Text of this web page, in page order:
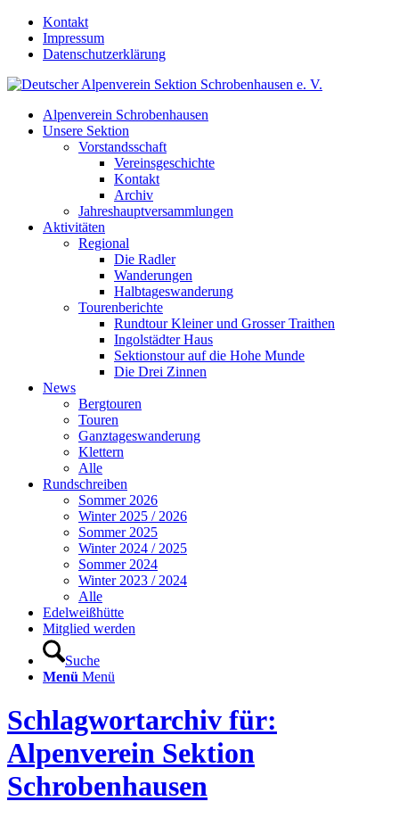
Kontakt
Impressum
Datenschutzerklärung
Alpenverein Schrobenhausen
Unsere Sektion
Vorstandsschaft
Vereinsgeschichte
Kontakt
Archiv
Jahreshauptversammlungen
Aktivitäten
Regional
Die Radler
Wanderungen
Halbtageswanderung
Tourenberichte
Rundtour Kleiner und Grosser Traithen
Ingolstädter Haus
Sektionstour auf die Hohe Munde
Die Drei Zinnen
News
Bergtouren
Touren
Ganztageswanderung
Klettern
Alle
Rundschreiben
Sommer 2026
Winter 2025 / 2026
Sommer 2025
Winter 2024 / 2025
Sommer 2024
Winter 2023 / 2024
Alle
Edelweißhütte
Mitglied werden
Suche
Menü Menü
Schlagwortarchiv für:
Alpenverein Sektion
Schrobenhausen